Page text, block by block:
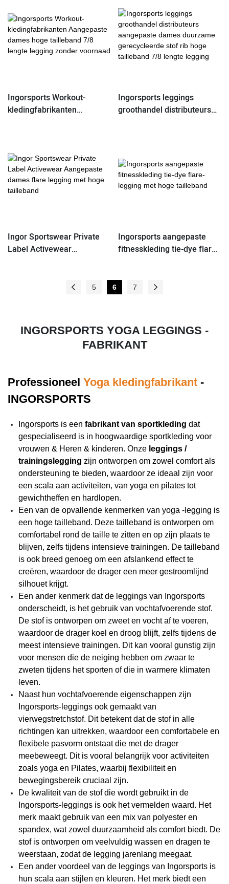
stof
legging zonder voornaad
Ingorsports Workout-
kledingfabrikanten
Ingorsports leggings
groothandel distributeurs
lengte legging
Ingor Sportswear Private
Label Activewear
Ingorsports aangepaste
fitnesskleding tie-dye flare-
5 6 7
INGORSPORTS YOGA LEGGINGS -
FABRIKANT
Professioneel Yoga kledingfabrikant -
INGORSPORTS
Ingorsports is een fabrikant van sportkleding dat
gespecialiseerd is in hoogwaardige sportkleding voor
vrouwen & Heren & kinderen. Onze leggings /
trainingslegging zijn ontworpen om zowel comfort als
ondersteuning te bieden, waardoor ze ideaal zijn voor
een scala aan activiteiten, van yoga en pilates tot
gewichtheffen en hardlopen.
Een van de opvallende kenmerken van yoga -legging is
een hoge tailleband. Deze tailleband is ontworpen om
comfortabel rond de taille te zitten en op zijn plaats te
blijven, zelfs tijdens intensieve trainingen. De tailleband
is ook breed genoeg om een ​​afslankend effect te
creëren, waardoor de drager een meer gestroomlijnd
silhouet krijgt.
Een ander kenmerk dat de leggings van Ingorsports
onderscheidt, is het gebruik van vochtafvoerende stof.
De stof is ontworpen om zweet en vocht af te voeren,
waardoor de drager koel en droog blijft, zelfs tijdens de
meest intensieve trainingen. Dit kan vooral gunstig zijn
voor mensen die de neiging hebben om zwaar te
zweten tijdens het sporten of die in warmere klimaten
leven.
Naast hun vochtafvoerende eigenschappen zijn
Ingorsports-leggings ook gemaakt van
vierwegstretchstof. Dit betekent dat de stof in alle
richtingen kan uitrekken, waardoor een comfortabele en
flexibele pasvorm ontstaat die met de drager
meebeweegt. Dit is vooral belangrijk voor activiteiten
zoals yoga en Pilates, waarbij flexibiliteit en
bewegingsbereik cruciaal zijn.
De kwaliteit van de stof die wordt gebruikt in de
Ingorsports-leggings is ook het vermelden waard. Het
merk maakt gebruik van een mix van polyester en
spandex, wat zowel duurzaamheid als comfort biedt. De
stof is ontworpen om veelvuldig wassen en dragen te
weerstaan, zodat de legging jarenlang meegaat.
Een ander voordeel van de leggings van Ingorsports is
hun scala aan stijlen en kleuren. Het merk biedt een